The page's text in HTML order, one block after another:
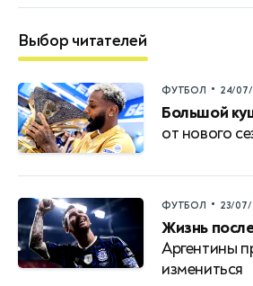
Выбор читателей
ФУТБОЛ • 24/
Большой
от нового
ФУТБОЛ • 23/
Жизнь
Аргентины
измениться